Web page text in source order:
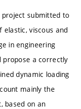
project submitted to
elastic, viscous and
in engineering
propose a correctly
dynamic loading
mainly the
based on an